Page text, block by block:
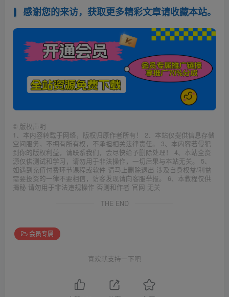
感谢您的来访，获取更多精彩文章请收藏本站。
© 版权声明
1、本内容转载于网络，版权归原作者所有！ 2、本站仅提供信息存储
空间服务，不拥有所有权，不承担相关法律责任。 3、本内容若侵犯
到你的版权利益，请联系我们，会尽快给予删除处理！ 4、本站全资
源仅供测试和学习，请勿用于非法操作，一切后果与本站无关。 5、
如遇到充值付费环节课程或软件 请马上删除退出 涉及自身权益/利益
需要投资的一律不要相信，访客发现请向客服举报。 6、本教程仅供
揭秘 请勿用于非法违规操作 否则和作者 官网 无关
THE END
会员专属
喜欢就支持一下吧